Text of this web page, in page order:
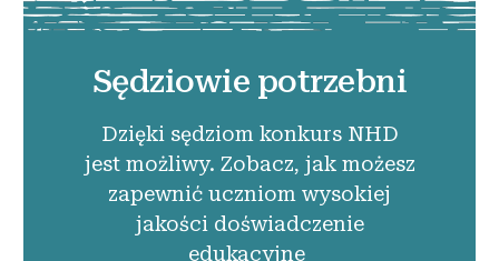
Sędziowie potrzebni
Dzięki sędziom konkurs NHD
jest możliwy. Zobacz, jak możesz
zapewnić uczniom wysokiej
jakości doświadczenie
edukacyjne